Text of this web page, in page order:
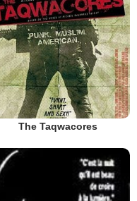
The Taqwacores